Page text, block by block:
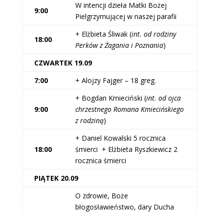
9:00
W intencji dzieła Matki Bożej
Pielgrzymującej w naszej parafii
18:00
+ Elżbieta Śliwak (int. od rodziny
Perków z Żagania i Poznania)
CZWARTEK 19.09
7:00
+ Alojzy Fajger – 18 greg.
9:00
+ Bogdan Kmieciński (int. od ojca
chrzestnego Romana Kmiecińskiego
z rodziną)
18:00
+ Daniel Kowalski 5 rocznica
śmierci + Elżbieta Ryszkiewicz 2
rocznica śmierci
PIĄTEK 20.09
O zdrowie, Boże
błogosławieństwo, dary Ducha